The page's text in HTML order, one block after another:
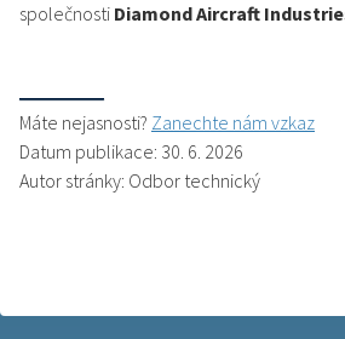
společnosti Diamond Aircraft
Máte nejasnosti? Zanechte nám vzkaz
Datum publikace: 30. 6. 2026
Autor stránky: Odbor technický